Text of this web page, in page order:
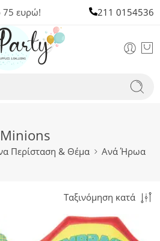
75 ευρώ! 211 0154536
Minions
Περίσταση & Θέμα Ανά Ήρωα
Ταξινόμηση κατά